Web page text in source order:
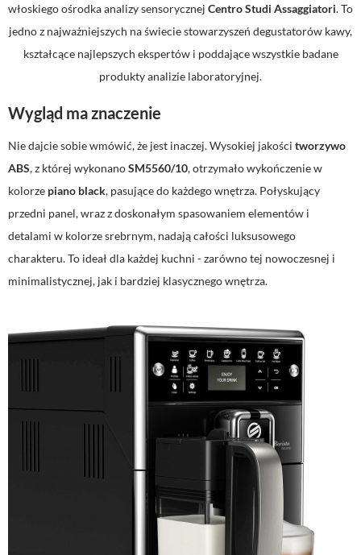
włoskiego ośrodka analizy sensorycznej Centro Studi Assaggiatori. To
jedno z najważniejszych na świecie stowarzyszeń degustatorów kawy,
kształcące najlepszych ekspertów i poddające wszystkie badane
produkty analizie laboratoryjnej.
Wygląd ma znaczenie
Nie dajcie sobie wmówić, że jest inaczej. Wysokiej jakości tworzywo
ABS, z której wykonanoSM5560/10, otrzymało wykończenie w
kolorze piano black, pasujące do każdego wnętrza. Połyskujący
przedni panel, wraz z doskonałym spasowaniem elementów i
detalami w kolorze srebrnym, nadają całości luksusowego
charakteru. To ideał dla każdej kuchni - zarówno tej nowoczesnej i
minimalistycznej, jak i bardziej klasycznego wnętrza.